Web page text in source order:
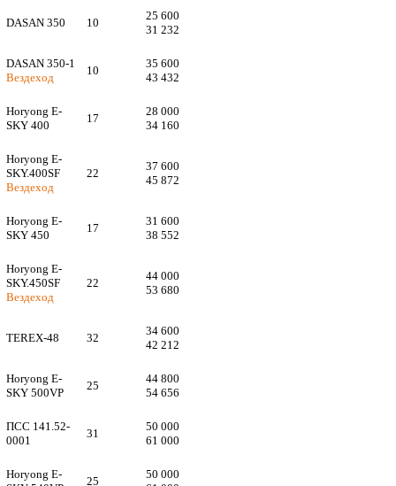
DASAN 350 10
25 600
31 232
DASAN 350-1
Вездеход
10
35 600
43 432
Horyong E-
SKY 400
17
28 000
34 160
Horyong E-
SKY.400SF
Вездеход
22
37 600
45 872
Horyong E-
SKY 450
17
31 600
38 552
Horyong E-
SKY.450SF
Вездеход
22
44 000
53 680
TEREX-48 32
34 600
42 212
Horyong E-
SKY 500VP
25
44 800
54 656
ПСС 141.52-
0001
31
50 000
61 000
Horyong E-
25
50 000